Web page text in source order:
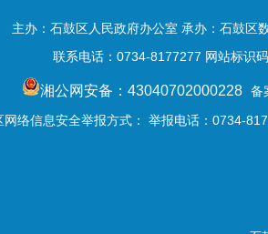
主办：石鼓区人民政府办公室 承办：石鼓区
联系电话：0734-8177277 网站标识
湘公网安备：43040702000228 备
网络信息安全举报方式：
举报电话：0734-